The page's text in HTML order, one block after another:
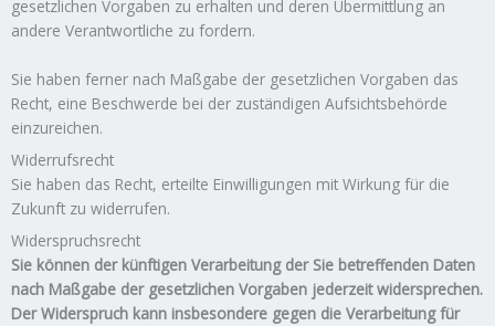
gesetzlichen Vorgaben zu erhalten und deren Übermittlung an
andere Verantwortliche zu fordern.
Sie haben ferner nach Maßgabe der gesetzlichen Vorgaben das
Recht, eine Beschwerde bei der zuständigen Aufsichtsbehörde
einzureichen.
Widerrufsrecht
Sie haben das Recht, erteilte Einwilligungen mit Wirkung für die
Zukunft zu widerrufen.
Widerspruchsrecht
Sie können der künftigen Verarbeitung der Sie betreffenden Daten
nach Maßgabe der gesetzlichen Vorgaben jederzeit widersprechen.
Der Widerspruch kann insbesondere gegen die Verarbeitung für